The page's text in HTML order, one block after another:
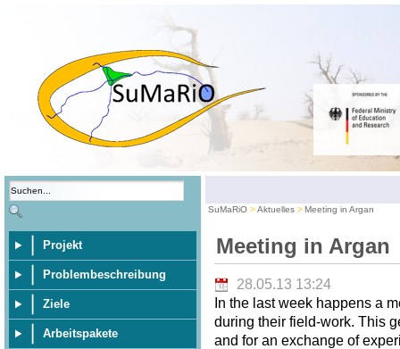
Projekt
Problembeschreibung
Ziele
Arbeitspakete
SuMaRiO Aktuelles Meeting in Argan
Meeting in Argan
28.05.13 13:24
In the last week happens a
during their field-work. This
and for an exchange of